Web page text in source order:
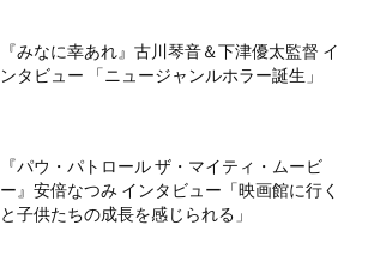
『みなに幸あれ』古川琴音＆下津優太監督 イ
ンタビュー 「ニュージャンルホラー誕生」
『パウ・パトロール ザ・マイティ・ムービ
ー』安倍なつみ インタビュー「映画館に行く
と子供たちの成長を感じられる」